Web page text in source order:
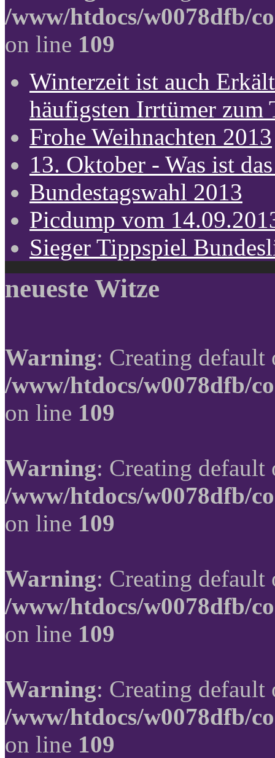
/www/htdocs/w0078dfb/
on line 109
Winterzeit ist auch
häufigsten Irrtümer zum
Frohe Weihnachten 2013
13. Oktober - Was ist
Bundestagswahl 2013
Picdump vom
Sieger Tippspiel
neueste Witze
Warning: Creating
/www/htdocs/w0078dfb/
on line 109
Warning: Creating
/www/htdocs/w0078dfb/
on line 109
Warning: Creating
/www/htdocs/w0078dfb/
on line 109
Warning: Creating
/www/htdocs/w0078dfb/
on line 109